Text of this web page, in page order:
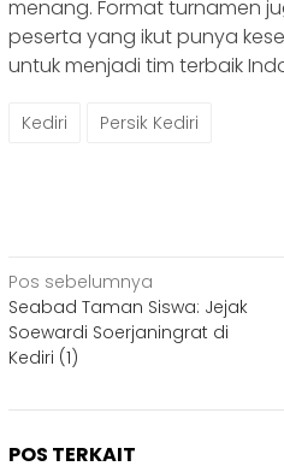
menang. Format turnamen
peserta yang ikut punya
untuk menjadi tim terbaik
Kediri Persik Kediri
Navigasi
pos
Pos sebelumnya
Seabad Taman Siswa: Jejak
Soewardi Soerjaningrat di
Kediri (1)
POS TERKAIT